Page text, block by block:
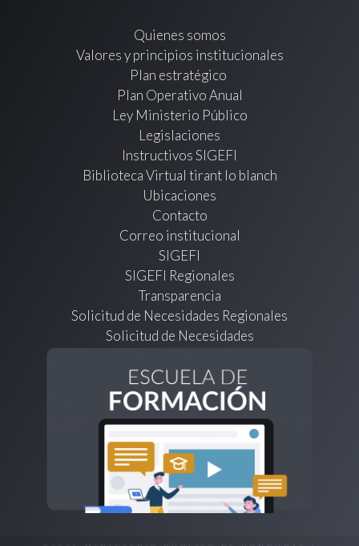
Quienes somos
Valores y principios institucionales
Plan estratégico
Plan Operativo Anual
Ley Ministerio Público
Legislaciones
Instructivos SIGEFI
Biblioteca Virtual tirant lo blanch
Ubicaciones
Contacto
Correo institucional
SIGEFI
SIGEFI Regionales
Transparencia
Solicitud de Necesidades Regionales
Solicitud de Necesidades